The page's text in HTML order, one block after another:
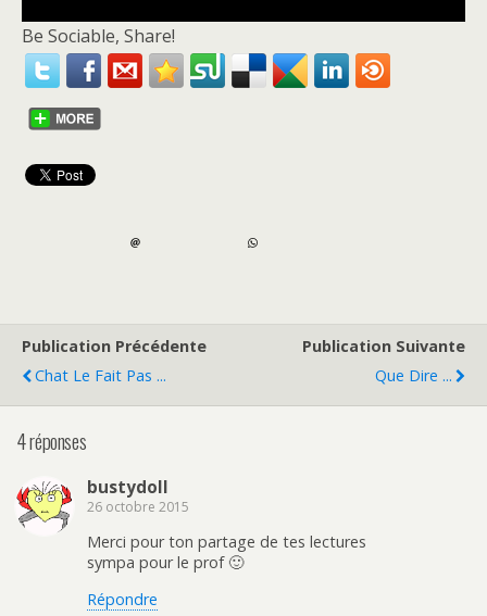
Be Sociable, Share!
Publication Précédente
Chat Le Fait Pas ...
Publication Suivante
Que Dire ...
4 réponses
bustydoll
26 octobre 2015
Merci pour ton partage de tes lectures
sympa pour le prof 🙂
Répondre